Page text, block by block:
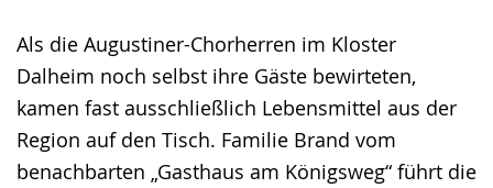
Als die Augustiner-Chorherren im Kloster
Dalheim noch selbst ihre Gäste bewirteten,
kamen fast ausschließlich Lebensmittel aus der
Region auf den Tisch. Familie Brand vom
benachbarten „Gasthaus am Königsweg“ führt die
wechseln.
Deutscher
Gebärdensprache
wird
angezeigt.